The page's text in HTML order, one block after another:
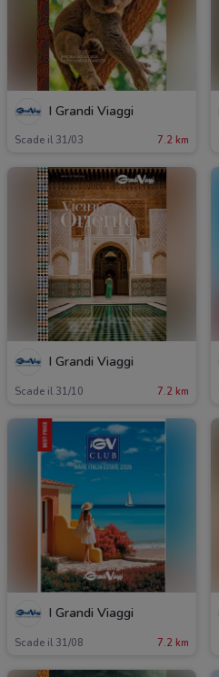
I Grandi Viaggi
Scade il 31/03 7.2 km
I Grandi Viaggi
Scade il 31/10 7.2 km
I Grandi Viaggi
Scade il 31/08 7.2 km